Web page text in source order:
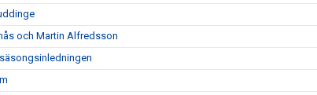
och Martin Alfredsson